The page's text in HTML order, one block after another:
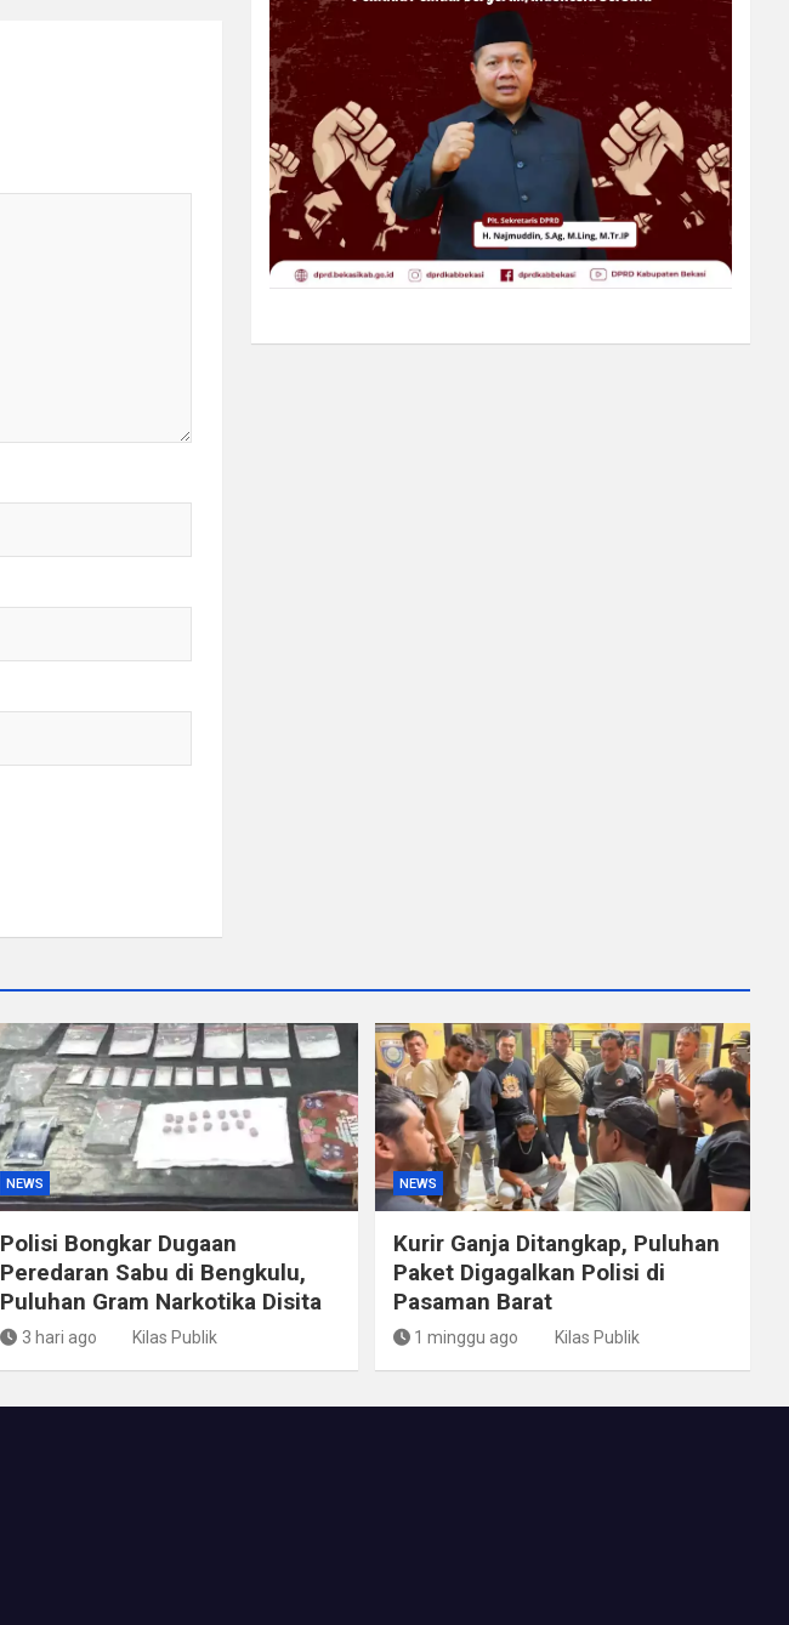
NEWS
Polisi Bongkar Dugaan
Peredaran Sabu di Bengkulu,
Puluhan Gram Narkotika Disita
3 hari ago Kilas Publik
NEWS
Kurir Ganja Ditangkap, Puluhan
Paket Digagalkan Polisi di
Pasaman Barat
1 minggu ago Kilas Publik